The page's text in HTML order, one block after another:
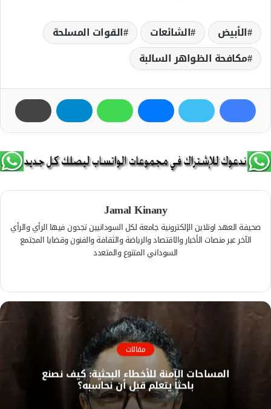
الأبيض الشائعات
القوات المسلحة
مكافحة الظواهر السالبة
Jamal Kinany
صحيفة العهد اونلاين الإلكترونية جامعة لكل السودانيين تجدون فيها الرأي والرأي
الآخر عبر منصات الأخبار والاقتصاد والرياضة والثقافة والفنون وقضايا المجتمع
السوداني المتنوع والمتعدد
م
و
ق
ع
ا
ل
و
ي
ب
س
ب
و
كمقالات
المساحات الآمنة للأخطاء البحثية: كيف نصنع
باحثاً يتعلم قبل أن نحاسبه؟